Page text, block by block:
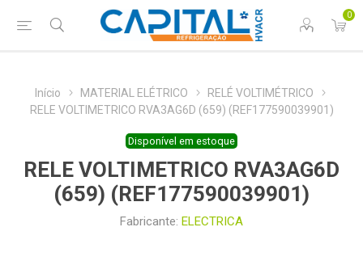
0
Início MATERIAL ELÉTRICO
RELÉ VOLTIMÉTRICO
RELE VOLTIMETRICO RVA3AG6D (659) (REF177590039901)
Disponível em estoque
RELE VOLTIMETRICO RVA3AG6D
(659) (REF177590039901)
Fabricante: ELECTRICA